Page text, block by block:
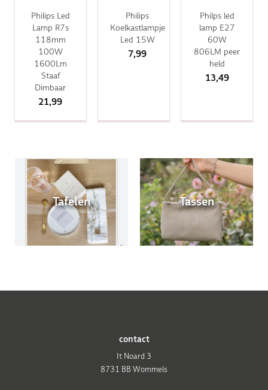
Philips Led
Lamp R7s
118mm
100W
1600Lm
Staaf
Dimbaar
21,99
Philips
Koelkastlampje
Led 15W
7,99
Philps led
lamp E27
60W
806LM peer
held
13,49
Tafelen Tassen
contact
It Noard 3
8731 BB Wommels